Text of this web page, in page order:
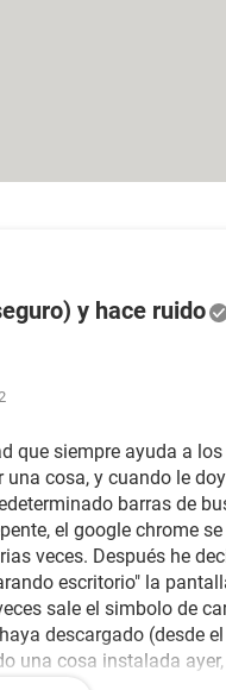
y hace ruido
que siempre ayuda a
cosa, y cuando le
barras de
el google chrome
veces. Después he
escritorio" la
sale el simbolo de
descargado (desde
una cosa instalada